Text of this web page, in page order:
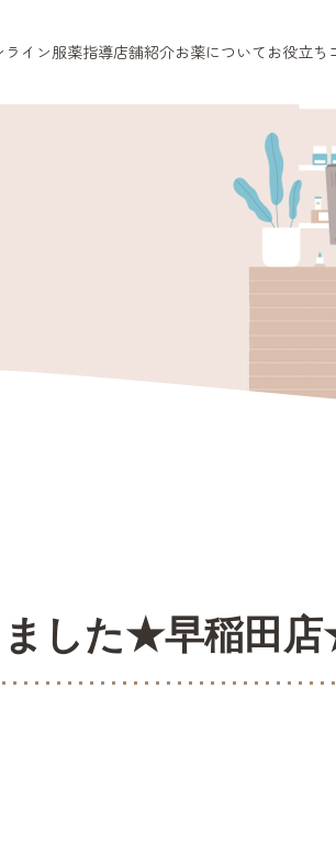
ライン服薬指導店舗紹介お薬について お役立ち
ました★早稲田